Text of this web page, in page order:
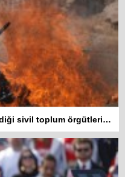
Silahların envaterinin teslim edildiği sivil toplum örgütleri rapor hazırlayacak